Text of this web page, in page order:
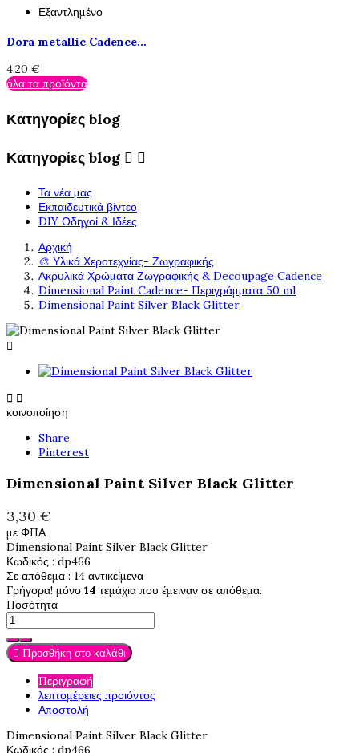
Εξαντλημένο
Dora metallic Cadence...
4,20 €
όλα τα προϊόντα
Κατηγορίες blog
Κατηγορίες blog  
Τα νέα μας
Εκπαιδευτικά βίντεο
DIY Οδηγοί & Ιδέες
Αρχική
🎨 Υλικά Χεροτεχνίας- Ζωγραφικής
Ακρυλικά Χρώματα Ζωγραφικής & Decoupage Cadence
Dimensional Paint Cadence- Περιγράμματα 50 ml
Dimensional Paint Silver Black Glitter

 
κοινοποίηση
Share
Pinterest
Dimensional Paint Silver Black Glitter
3,30 €
με ΦΠΑ
Dimensional Paint Silver Black Glitter
Κωδικός : dp466
Σε απόθεμα : 14 αντικείμενα
Γρήγορα! μόνο 14 τεμάχια που έμειναν σε απόθεμα.
Ποσότητα
 Προσθήκη στο καλάθι
Περιγραφή
λεπτομέρειες προιόντος
Αποστολή
Dimensional Paint Silver Black Glitter